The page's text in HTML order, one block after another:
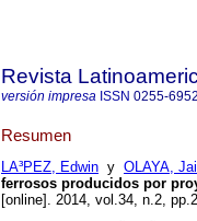
Revista
versión impresa ISSN 0255-6952
Resumen
LA³PEZ, Edwin y OLAYA,
ferrosos producidos por
[online]. 2014, vol.34, n.2,